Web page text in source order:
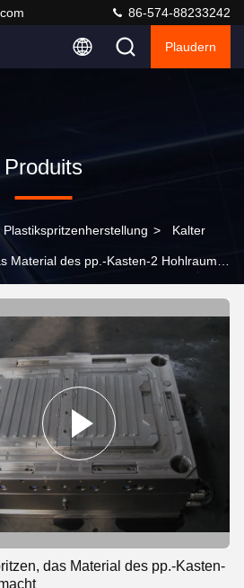
86-574-88233242
Plaudern
Produits
Plastikspritzenherstellung > Kalter
Material des pp.-Kasten-2 Hohlraum-
das Material des pp.-Kasten-